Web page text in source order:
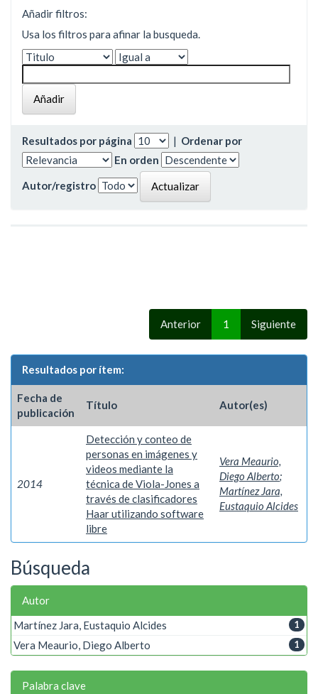
Añadir filtros:
Usa los filtros para afinar la busqueda.
Resultados por página | Ordenar por
En orden
Autor/registro
Anterior 1 Siguiente
Resultados por ítem:
Fecha de
publicación
Título Autor(es)
2014
Detección y conteo de
personas en imágenes y
videos mediante la
técnica de Viola-Jones a
través de clasificadores
Haar utilizando software
libre
Vera Meaurio,
Diego Alberto;
Martínez Jara,
Eustaquio Alcides
Búsqueda
Autor
1
Martínez Jara, Eustaquio Alcides
1
Vera Meaurio, Diego Alberto
Palabra clave